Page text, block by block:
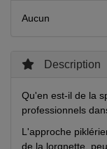
Aucun
Description
Qu'en est-il de la
professionnels
L'approche
de la lorgnette,